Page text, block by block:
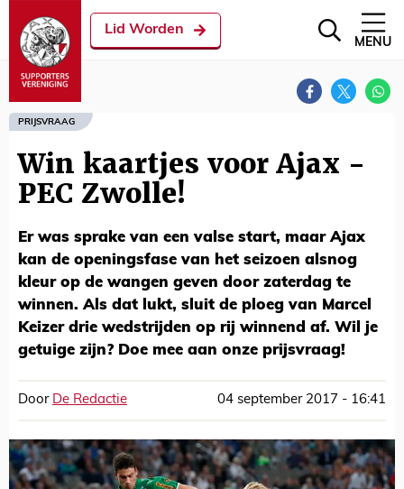
Lid Worden
MENU
PRIJSVRAAG
Win kaartjes voor Ajax -
PEC Zwolle!
Er was sprake van een valse start, maar Ajax
kan de openingsfase van het seizoen alsnog
kleur op de wangen geven door zaterdag te
winnen. Als dat lukt, sluit de ploeg van Marcel
Keizer drie wedstrijden op rij winnend af. Wil je
getuige zijn? Doe mee aan onze prijsvraag!
Door De Redactie 04 september 2017 - 16:41